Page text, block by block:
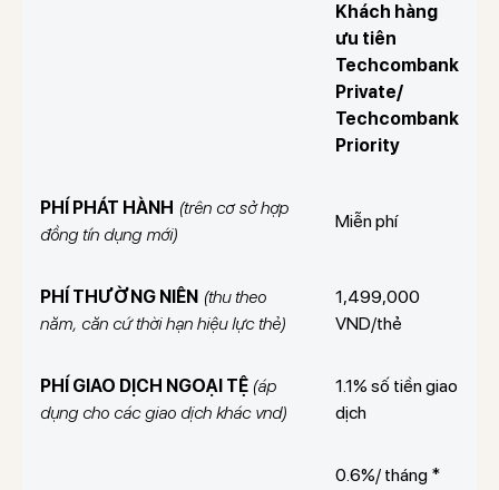
Khách hàng
ưu tiên
Techcombank
Private/
Techcombank
Priority
PHÍ PHÁT HÀNH (trên cơ sở hợp
đồng tín dụng mới)
Miễn phí
PHÍ THƯỜNG NIÊN (thu theo
năm, căn cứ thời hạn hiệu lực thẻ)
1,499,000
VND/thẻ
PHÍ GIAO DỊCH NGOẠI TỆ (áp
dụng cho các giao dịch khác vnd)
1.1% số tiền giao
dịch
0.6%/ tháng *